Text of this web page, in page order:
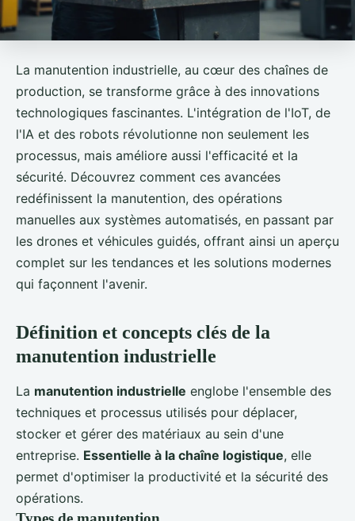
La manutention industrielle, au cœur des chaînes de
production, se transforme grâce à des innovations
technologiques fascinantes. L'intégration de l'IoT, de
l'IA et des robots révolutionne non seulement les
processus, mais améliore aussi l'efficacité et la
sécurité. Découvrez comment ces avancées
redéfinissent la manutention, des opérations
manuelles aux systèmes automatisés, en passant par
les drones et véhicules guidés, offrant ainsi un aperçu
complet sur les tendances et les solutions modernes
qui façonnent l'avenir.
Définition et concepts clés de la
manutention industrielle
La manutention industrielle englobe l'ensemble des
techniques et processus utilisés pour déplacer,
stocker et gérer des matériaux au sein d'une
entreprise. Essentielle à la chaîne logistique, elle
permet d'optimiser la productivité et la sécurité des
opérations.